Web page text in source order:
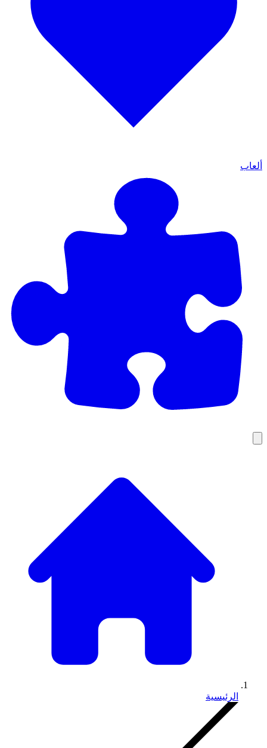
ألعاب
الرئيسية